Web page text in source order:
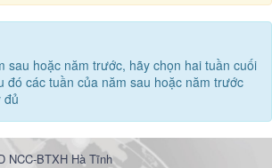
sau hoặc năm trước, hãy chọn hai tuần cuối
đó các tuần của năm sau hoặc năm trước
đủ
NCC-BTXH Hà Tĩnh